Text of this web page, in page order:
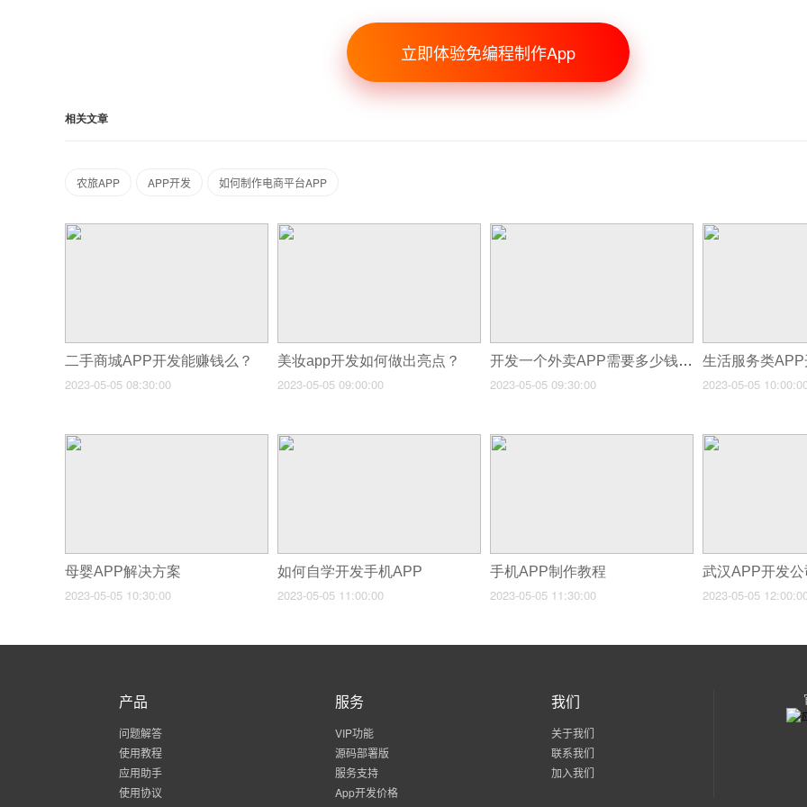
立即体验免编程制作App
相关文章
农旅APP APP开发 如何制作电商平台APP
二手商城APP开发能赚钱么？
2023-05-05 08:30:00
美妆app开发如何做出亮点？
2023-05-05 09:00:00
开发一个外卖APP需要多少钱？
2023-05-05 09:30:00
生活服务类
2023-05-05
母婴APP解决方案
2023-05-05 10:30:00
如何自学开发手机APP
2023-05-05 11:00:00
手机APP制作教程
2023-05-05 11:30:00
武汉APP开发公
2023-05-05
产品
问题解答
使用教程
应用助手
使用协议
服务
VIP功能
源码部署版
服务支持
App开发价格
我们
关于我们
联系我们
加入我们